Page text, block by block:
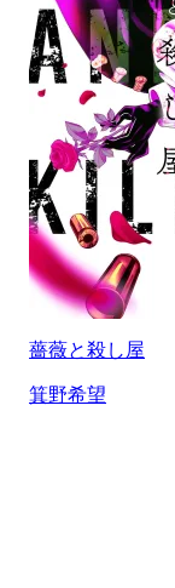
薔薇と殺し屋
箕野希望